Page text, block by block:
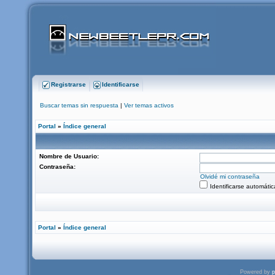
Registrarse Identificarse
Buscar temas sin respuesta | Ver temas activos
Portal » Índice general
Nombre de Usuario:
Contraseña:
Olvidé mi contraseña
Identificarse
Portal » Índice general
Powered by